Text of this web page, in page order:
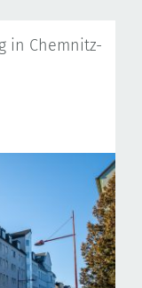
in Chemnitz-